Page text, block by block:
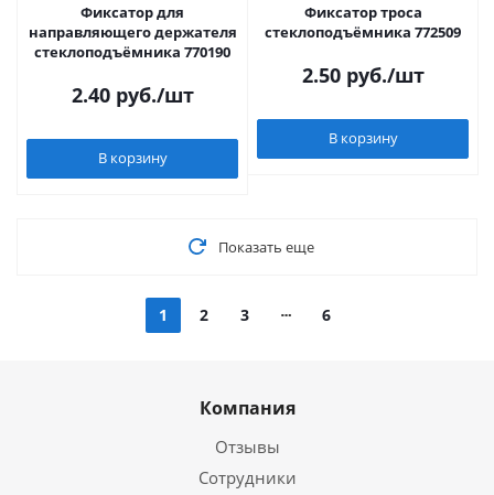
Фиксатор для
направляющего держателя
стеклоподъёмника 770190
2.40руб./шт
В корзину
Фиксатор троса
стеклоподъёмника 772509
2.50руб./шт
В корзину
Показать еще
1 2 3 6
Компания
Отзывы
Сотрудники